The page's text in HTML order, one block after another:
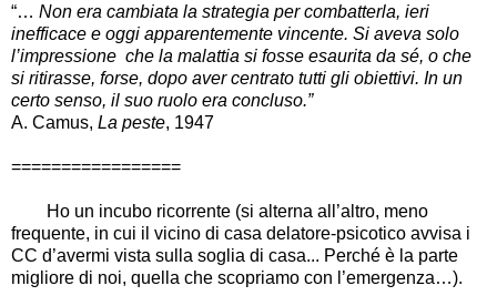
“… Non era cambiata la strategia per combatterla, ieri
inefficace e oggi apparentemente vincente. Si aveva solo
l’impressione che la malattia si fosse esaurita da sé, o che
si ritirasse, forse, dopo aver centrato tutti gli obiettivi. In un
certo senso, il suo ruolo era concluso.”
A. Camus, La peste, 1947
=================
Ho un incubo ricorrente (si alterna all’altro, meno
frequente, in cui il vicino di casa delatore-psicotico avvisa i
CC d’avermi vista sulla soglia di casa... Perché è la parte
migliore di noi, quella che scopriamo con l’emergenza…).